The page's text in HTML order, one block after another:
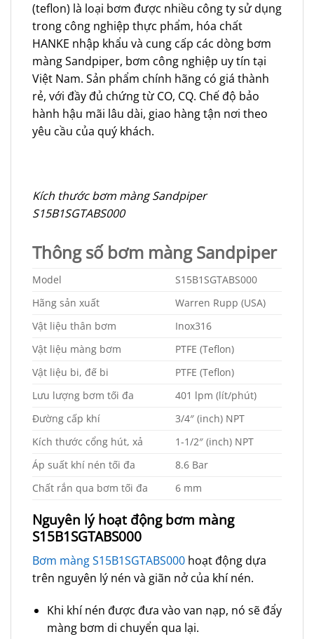
(teflon) là loại bơm được nhiều công ty sử dụng
trong công nghiệp thực phẩm, hóa chất
HANKE nhập khẩu và cung cấp các dòng bơm
màng Sandpiper, bơm công nghiệp uy tín tại
Việt Nam. Sản phẩm chính hãng có giá thành
rẻ, với đầy đủ chứng từ CO, CQ. Chế độ bảo
hành hậu mãi lâu dài, giao hàng tận nơi theo
yêu cầu của quý khách.
Kích thước bơm màng Sandpiper
S15B1SGTABS000
Thông số bơm màng Sandpiper
Model
S15B1SGTABS000
Hãng sản xuất
Warren Rupp (USA)
Vật liệu thân bơm
Inox316
Vật liệu màng bơm
PTFE (Teflon)
Vật liệu bi, đế bi
PTFE (Teflon)
Lưu lượng bơm tối đa
401 lpm (lít/phút)
Đường cấp khí
3/4″ (inch) NPT
Kích thước cổng hút, xả
1-1/2″ (inch) NPT
Áp suất khí nén tối đa
8.6 Bar
Chất rắn qua bơm tối đa
6 mm
Nguyên lý hoạt động bơm màng
S15B1SGTABS000
Bơm màng S15B1SGTABS000 hoạt động dựa
trên nguyên lý nén và giãn nở của khí nén.
Khi khí nén được đưa vào van nạp, nó sẽ đẩy
màng bơm di chuyển qua lại.